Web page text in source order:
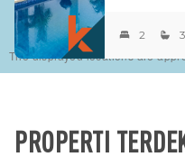
The displayed locations are
2 3
PROPERTI